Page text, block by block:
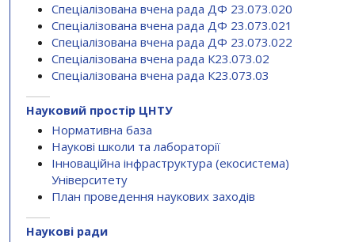
Спеціалізована вчена рада ДФ 23.073.020
Спеціалізована вчена рада ДФ 23.073.021
Спеціалізована вчена рада ДФ 23.073.022
Спеціалізована вчена рада К23.073.02
Спеціалізована вчена рада К23.073.03
Науковий простір ЦНТУ
Нормативна база
Наукові школи та лабораторії
Інноваційна інфраструктура (екосистема)
Університету
План проведення наукових заходів
Наукові ради